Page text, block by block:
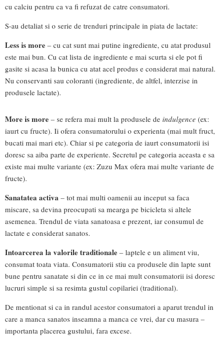
cu calciu pentru ca va fi refuzat de catre consumatori.
S-au detaliat si o serie de trenduri principale in piata de lactate:
Less is more – cu cat sunt mai putine ingrediente, cu atat produsul
este mai bun. Cu cat lista de ingrediente e mai scurta si ele pot fi
gasite si acasa la bunica cu atat acel produs e considerat mai natural.
Nu conservanti sau coloranti (ingrediente, de altfel, interzise in
produsele lactate).
More is more – se refera mai mult la produsele de indulgence (ex:
iaurt cu fructe). Ii ofera consumatorului o experienta (mai mult fruct,
bucati mai mari etc). Chiar si pe categoria de iaurt consumatorii isi
doresc sa aiba parte de experiente. Secretul pe categoria aceasta e sa
existe mai multe variante (ex: Zuzu Max ofera mai multe variante de
fructe).
Sanatatea activa – tot mai multi oamenii au inceput sa faca
miscare, sa devina preocupati sa mearga pe bicicleta si altele
asemenea. Trendul de viata sanatoasa e prezent, iar consumul de
lactate e considerat sanatos.
Intoarcerea la valorile traditionale – laptele e un aliment viu,
consumat toata viata. Consumatorii stiu ca produsele din lapte sunt
bune pentru sanatate si din ce in ce mai mult consumatorii isi doresc
lucruri simple si sa resimta gustul copilariei (traditional).
De mentionat si ca in randul acestor consumatori a aparut trendul in
care a manca sanatos inseamna a manca ce vrei, dar cu masura –
importanta placerea gustului, fara excese.